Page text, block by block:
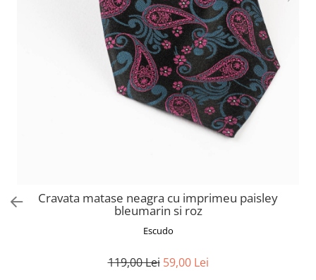
Cravata matase neagra cu imprimeu paisley
bleumarin si roz
Escudo
119,00 Lei 59,00 Lei